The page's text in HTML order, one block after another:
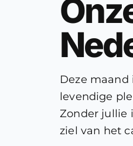
Deze
levendige
Zonder jullie
ziel van het